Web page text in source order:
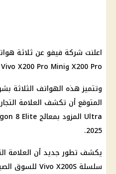
X200 Pro وVivo X200 Pro Mini في الصين.
2025.
يكشف تطور جديد أن العلامة
سلسلة Vivo X200S للسوق الصينية.